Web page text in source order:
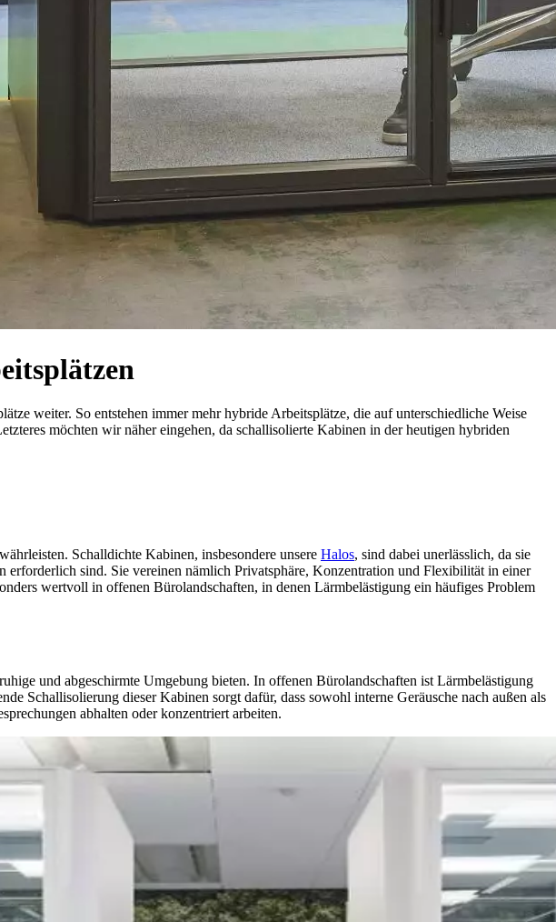
weiter. So entstehen immer mehr hybride Arbeitsplätze, die auf unterschiedliche Weise
möchten wir näher eingehen, da schallisolierte Kabinen in der heutigen hybriden
Schalldichte Kabinen, insbesondere unsere Halos, sind dabei unerlässlich, da sie
erforderlich sind. Sie vereinen nämlich Privatsphäre, Konzentration und Flexibilität in einer
wertvoll in offenen Bürolandschaften, in denen Lärmbelästigung ein häufiges Problem
und abgeschirmte Umgebung bieten. In offenen Bürolandschaften ist Lärmbelästigung
Schallisolierung dieser Kabinen sorgt dafür, dass sowohl interne Geräusche nach außen als
abhalten oder konzentriert arbeiten.